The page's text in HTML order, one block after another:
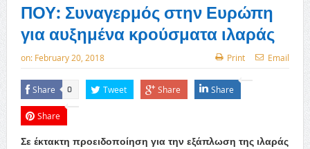
ΠΟΥ: Συναγερμός στην Ευρώπη
για αυξημένα κρούσματα ιλαράς
on: February 20, 2018 Print Email
Share 0 Tweet Share Share
Share
Σε έκτακτη προειδοποίηση για την εξάπλωση της ιλαράς